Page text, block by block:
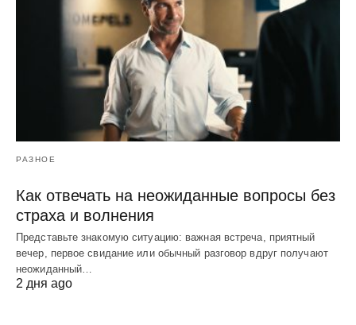
РАЗНОЕ
Как отвечать на неожиданные вопросы без
страха и волнения
Представьте знакомую ситуацию: важная встреча, приятный
вечер, первое свидание или обычный разговор вдруг получают
неожиданный…
2 дня ago